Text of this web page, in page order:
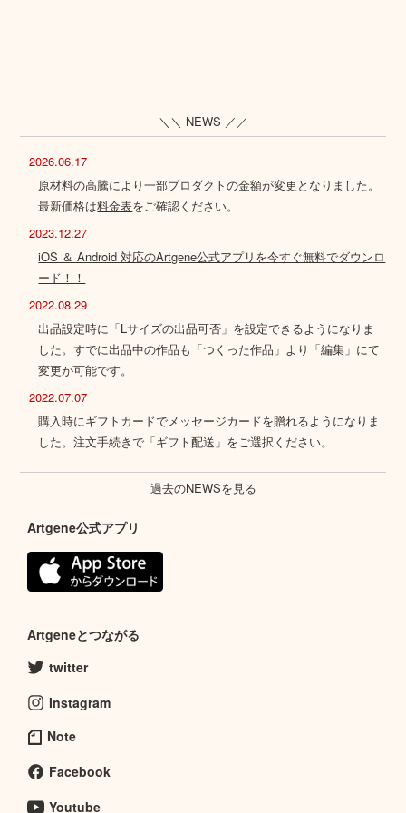
＼＼ NEWS ／／
2026.06.17
原材料の高騰により一部プロダクトの金額が変更となりました。
最新価格は料金表をご確認ください。
2023.12.27
iOS ＆ Android 対応のArtgene公式アプリを今すぐ無料でダウンロ
ード！！
2022.08.29
出品設定時に「Lサイズの出品可否」を設定できるようになりま
した。すでに出品中の作品も「つくった作品」より「編集」にて
変更が可能です。
2022.07.07
購入時にギフトカードでメッセージカードを贈れるようになりま
した。注文手続きで「ギフト配送」をご選択ください。
過去のNEWSを見る
Artgene公式アプリ
Artgeneとつながる
twitter
Instagram
Note
Facebook
Youtube